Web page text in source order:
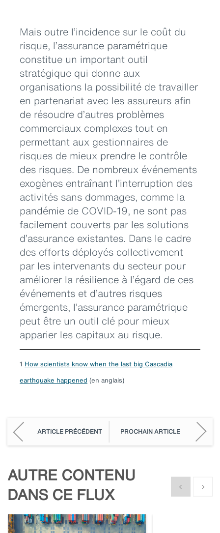
Mais outre l’incidence sur le coût du
risque, l’assurance paramétrique
constitue un important outil
stratégique qui donne aux
organisations la possibilité de travailler
en partenariat avec les assureurs afin
de résoudre d’autres problèmes
commerciaux complexes tout en
permettant aux gestionnaires de
risques de mieux prendre le contrôle
des risques. De nombreux événements
exogènes entraînant l’interruption des
activités sans dommages, comme la
pandémie de COVID-19, ne sont pas
facilement couverts par les solutions
d’assurance existantes. Dans le cadre
des efforts déployés collectivement
par les intervenants du secteur pour
améliorer la résilience à l’égard de ces
événements et d’autres risques
émergents, l’assurance paramétrique
peut être un outil clé pour mieux
apparier les capitaux au risque.
1 How scientists know when the last big Cascadia
earthquake happened (en anglais)
ARTICLE PRÉCÉDENT PROCHAIN ARTICLE
AUTRE CONTENU
DANS CE FLUX
Show previous
Show